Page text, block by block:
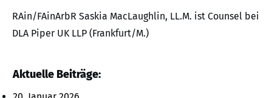
RAin/FAinArbR Saskia MacLaughlin, LL.M. ist Counsel bei
DLA Piper UK LLP (Frankfurt/M.)
Aktuelle Beiträge: